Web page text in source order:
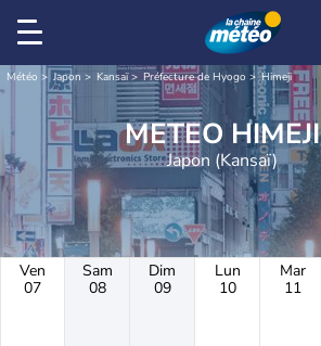
Météo Japon Kansaï Préfecture de Hyogo Himeji
METEO HIMEJI
Japon (Kansaï)
Ven
07
Sam
08
Dim
09
Lun
10
Mar
11